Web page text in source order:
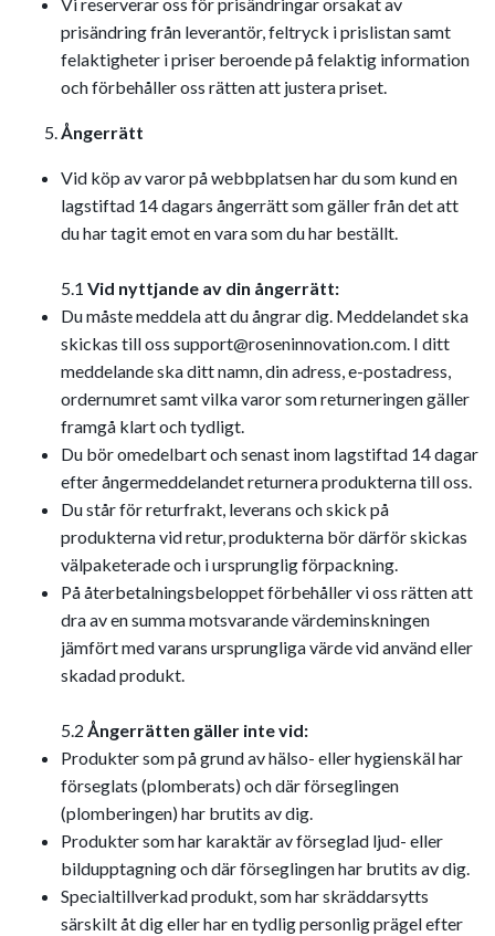
Vi reserverar oss för prisändringar orsakat av
prisändring från leverantör, feltryck i prislistan samt
felaktigheter i priser beroende på felaktig information
och förbehåller oss rätten att justera priset.
Ångerrätt
Vid köp av varor på webbplatsen har du som kund en
lagstiftad 14 dagars ångerrätt som gäller från det att
du har tagit emot en vara som du har beställt.
5.1 Vid nyttjande av din ångerrätt:
Du måste meddela att du ångrar dig. Meddelandet ska
skickas till oss support@roseninnovation.com. I ditt
meddelande ska ditt namn, din adress, e-postadress,
ordernumret samt vilka varor som returneringen gäller
framgå klart och tydligt.
Du bör omedelbart och senast inom lagstiftad 14 dagar
efter ångermeddelandet returnera produkterna till oss.
Du står för returfrakt, leverans och skick på
produkterna vid retur, produkterna bör därför skickas
välpaketerade och i ursprunglig förpackning.
På återbetalningsbeloppet förbehåller vi oss rätten att
dra av en summa motsvarande värdeminskningen
jämfört med varans ursprungliga värde vid använd eller
skadad produkt.
5.2 Ångerrätten gäller inte vid:
Produkter som på grund av hälso- eller hygienskäl har
förseglats (plomberats) och där förseglingen
(plomberingen) har brutits av dig.
Produkter som har karaktär av förseglad ljud- eller
bildupptagning och där förseglingen har brutits av dig.
Specialtillverkad produkt, som har skräddarsytts
särskilt åt dig eller har en tydlig personlig prägel efter